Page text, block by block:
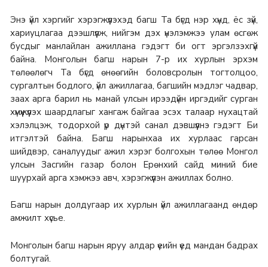
Энэ үйл хэргийг хэрэгжүүлэхэд багш Та бүгд нэр хүнд, ёс зүй,
хариуцлагаа дээшлүүлж, нийгэм дэх үнэлэмжээ улам өсгөж
бусдыг манлайлан ажиллана гэдэгт би огт эргэлзэхгүй
байна. Монголын багш нарын 7-р их хурлын эрхэм
төлөөлөгч Та бүгд өнөөгийн боловсролын тогтолцоо,
сургалтын бодлого, үйл ажиллагаа, багшийн мэдлэг чадвар,
заах арга барил нь манай улсын ирээдүйн иргэдийг сурган
хүмүүжүүлэх шаардлагыг хангаж байгаа эсэх талаар нухацтай
хэлэлцэж, тодорхой үр дүнтэй санал дэвшүүлнэ гэдэгт Би
итгэлтэй байна. Багш нарынхаа их хурлаас гарсан
шийдвэр, саналуудыг ажил хэрэг болгохын төлөө Монгол
улсын Засгийн газар болон Ерөнхий сайд миний бие
шуурхай арга хэмжээ авч, хэрэгжүүлэн ажиллах болно.
Багш нарын долдугаар их хурлын үйл ажиллагаанд өндөр
амжилт хүсье.
Монголын багш нарын яруу алдар үеийн үед мандан бадрах
болтугай.